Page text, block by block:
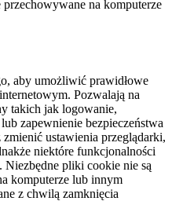
na komputerze
aby umożliwić prawidłowe
Pozwalają na
takich jak logowanie,
zapewnienie bezpieczeństwa
ustawienia przeglądarki,
niektóre funkcjonalności
Niezbędne pliki cookie nie są
komputerze lub innym
z chwilą zamknięcia